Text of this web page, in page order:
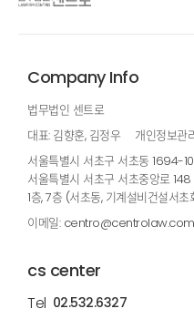
Company Info
법무법인 센트로
대표: 김향훈, 김정우
개인정보관
서울특별시 서초구 서초동 1694-10
서울특별시 서초구 서초중앙로 148
1층, 7층 (서초동, 기계설비건설서초
이메일: centro@centrolaw.com
cs center
Tel 02.532.6327